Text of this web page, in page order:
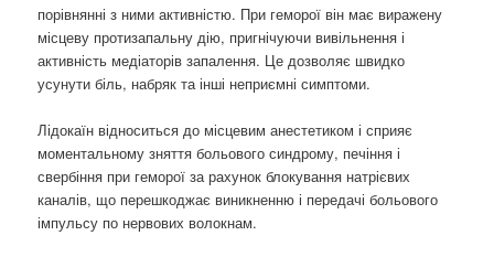
порівнянні з ними активністю. При геморої він має виражену
місцеву протизапальну дію, пригнічуючи вивільнення і
активність медіаторів запалення. Це дозволяє швидко
усунути біль, набряк та інші неприємні симптоми.
Лідокаїн відноситься до місцевим анестетиком і сприяє
моментальному зняття больового синдрому, печіння і
свербіння при геморої за рахунок блокування натрієвих
каналів, що перешкоджає виникненню і передачі больового
імпульсу по нервових волокнам.